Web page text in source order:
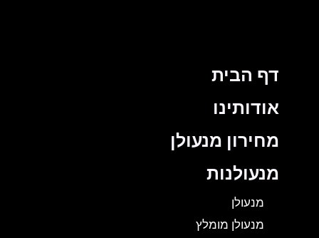
דף הבית
אודותינו
מחירון מנעולן
מנעולנות
מנעולן
מנעולן מומלץ